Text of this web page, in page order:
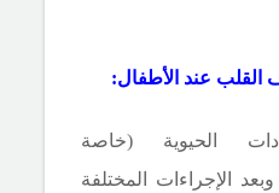
القلب عند الأطفال:
الحيوية (خاصة
الإجراءات المختلفة